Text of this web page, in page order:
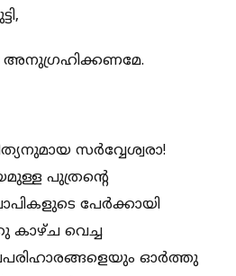
അനുഗ്രഹിക്കണമേ.
സര്‍വ്വേശ്വരാ!
പുത്രന്‍റെ
പേര്‍ക്കായി
കാഴ്ച വെച്ച
ഓര്‍ത്തു